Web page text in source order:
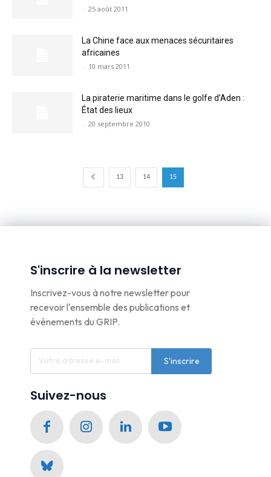
- 25 août 2011
La Chine face aux menaces sécuritaires
africaines
- 10 mars 2011
La piraterie maritime dans le golfe d’Aden :
État des lieux
- 20 septembre 2010
13 14 15
S'inscrire à la newsletter
Inscrivez-vous à notre newsletter pour
recevoir l'ensemble des publications et
événements du GRIP.
S'inscrire
Suivez-nous